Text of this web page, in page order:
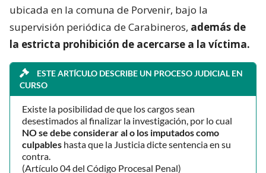
ubicada en la comuna de Porvenir, bajo la
supervisión periódica de Carabineros, además de
la estricta prohibición de acercarse a la víctima.
ESTE ARTÍCULO DESCRIBE UN PROCESO JUDICIAL EN
CURSO
Existe la posibilidad de que los cargos sean
desestimados al finalizar la investigación, por lo cual
NO se debe considerar al o los imputados como
culpables hasta que la Justicia dicte sentencia en su
contra.
(Artículo 04 del Código Procesal Penal)